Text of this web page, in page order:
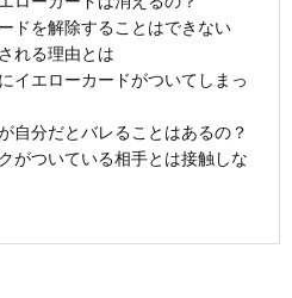
ドを解除することはできない
れる理由とは
イエローカードがついてしまっ
自分だとバレることはあるの？
がついている相手とは接触しな